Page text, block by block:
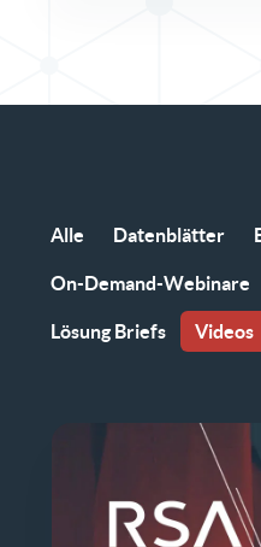
Alle Datenblätter
On-Demand-Webinare
Lösung Briefs Videos